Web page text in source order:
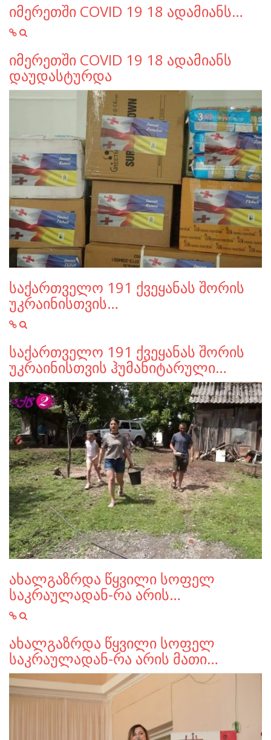
იმერეთში COVID 19 18 ადამიანს…
იმერეთში COVID 19 18 ადამიანს
დაუდასტურდა
საქართველო 191 ქვეყანას შორის
უკრაინისთვის…
საქართველო 191 ქვეყანას შორის
უკრაინისთვის ჰუმანიტარული…
ახალგაზრდა წყვილი სოფელ
საკრაულადან-რა არის…
ახალგაზრდა წყვილი სოფელ
საკრაულადან-რა არის მათი…